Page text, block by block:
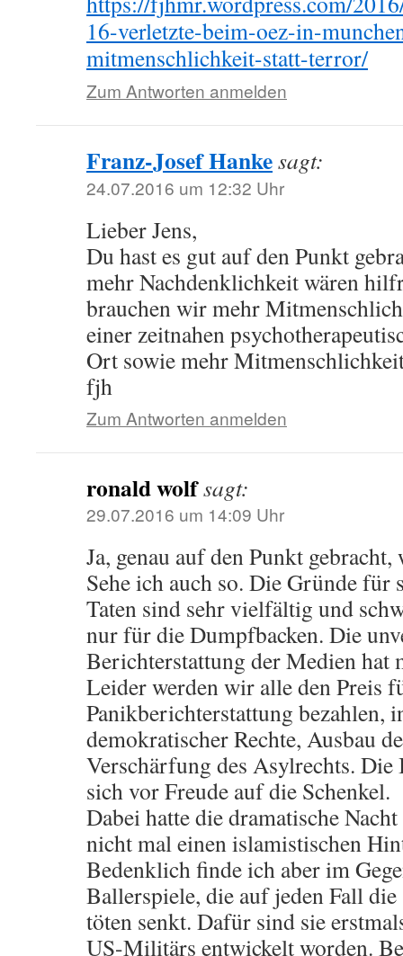
16-verletzte-beim-oez-in-
mitmenschlichkeit-statt-terror/
Zum Antworten anmelden
Franz-Josef Hankesagt:
24.07.2016 um 12:32 Uhr
Lieber Jens,
Du hast es gut auf den Punkt
mehr Nachdenklichkeit wären
brauchen wir mehr
einer zeitnahen
Ort sowie mehr
fjh
Zum Antworten anmelden
ronald wolfsagt:
29.07.2016 um 14:09 Uhr
Ja, genau auf den Punkt
Sehe ich auch so. Die Gründe für
Taten sind sehr vielfältig und
nur für die Dumpfbacken. Die
Berichterstattung der Medien hat
Leider werden wir alle den Preis
Panikberichterstattung bezahlen,
demokratischer Rechte, Ausbau
Verschärfung des Asylrechts.
sich vor Freude auf die Schenkel.
Dabei hatte die dramatische
nicht mal einen islamistischen
Bedenklich finde ich aber im
Ballerspiele, die auf jeden Fall die
töten senkt. Dafür sind sie
US-Militärs entwickelt worden.